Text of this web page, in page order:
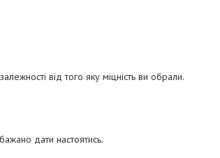
від того яку міцність ви обрали.
дати настоятись.